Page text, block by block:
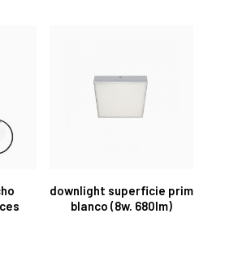
downlight superficie prim
blanco (8w. 680lm)